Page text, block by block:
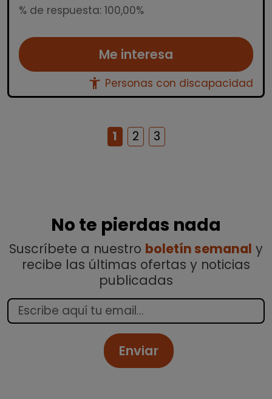
% de respuesta: 100,00%
Me interesa
accessibility_new Personas con discapacidad
1 2 3
No te pierdas nada
Suscríbete a nuestro boletín semanal y
recibe las últimas ofertas y noticias
publicadas
Enviar